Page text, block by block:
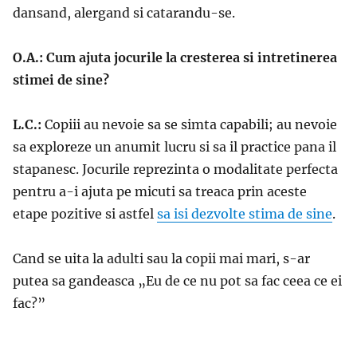
dansand, alergand si catarandu-se.
O.A.: Cum ajuta jocurile la cresterea si intretinerea
stimei de sine?
L.C.: Copiii au nevoie sa se simta capabili; au nevoie
sa exploreze un anumit lucru si sa il practice pana il
stapanesc. Jocurile reprezinta o modalitate perfecta
pentru a-i ajuta pe micuti sa treaca prin aceste
etape pozitive si astfel sa isi dezvolte stima de sine.
Cand se uita la adulti sau la copii mai mari, s-ar
putea sa gandeasca „Eu de ce nu pot sa fac ceea ce ei
fac?”